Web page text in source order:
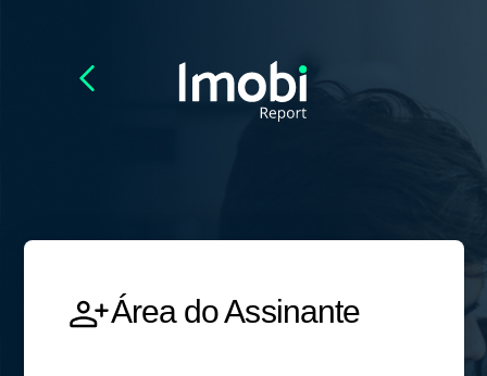
Área do Assinante